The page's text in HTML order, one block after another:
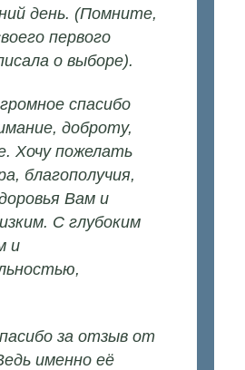
день. (Помните,
первого
о выборе).
спасибо
доброту,
Хочу пожелать
благополучия,
Вам и
С глубоким
и
за отзыв от
именно её